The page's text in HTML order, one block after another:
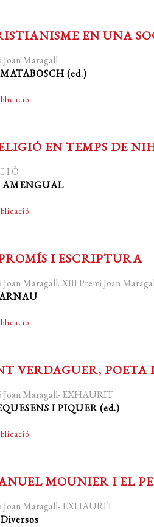
EN UNA
Joan Maragall
(ed.)
EN TEMPS DE
I Ó
AMENGUAL
I ESCRIPTURA
Joan Maragall. XIII Premi Joan
VERDAGUER, POETA
Joan Maragall- EXHAURIT
I PIQUER (ed.)
MOUNIER I EL
Joan Maragall- EXHAURIT